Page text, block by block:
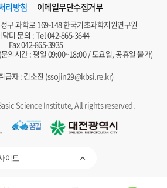
리방침 이메일무단수집거부
구 과학로 169-148 한국기초과학지원연구원
터 문의 : Tel042-865-3644
Fax 042-865-3935
의시간 : 평일 09:00~18:00 / 토요일, 공휴일 불가)
급자 : 김소진 (ssojin29@kbsi.re.kr)
Science Institute, All rights reserved.
이트